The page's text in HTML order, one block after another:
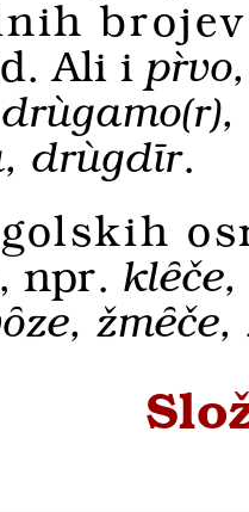
brojev
Ali i
drùgdīr.
npr.